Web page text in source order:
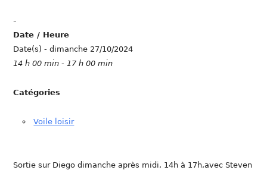
-
Date / Heure
Date(s) - dimanche 27/10/2024
14 h 00 min - 17 h 00 min
Catégories
Voile loisir
Sortie sur Diego dimanche après midi, 14h à 17h,avec Steven